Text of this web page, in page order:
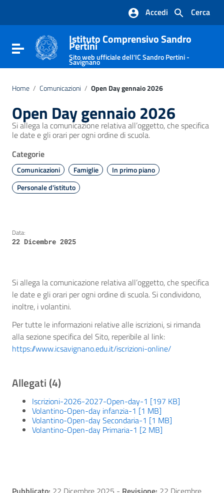
Vai al footer
Cerca
Accedi
Attiva / disattiva la navigazione
Istituto Comprensivo Sandro
Pertini
Sito web ufficiale dell'IC Sandro Pertini -
Savignano
Home / Comunicazioni / Open Day gennaio 2026
Open Day gennaio 2026
Si allega la comunicazione relativa all’oggetto, che specifica
le date e gli orari per ogni ordine di scuola.
Categorie
Comunicazioni Famiglie
In primo piano
Personale d'istituto
Data:
22 Dicembre 2025
Si allega la comunicazione relativa all’oggetto, che specifica
le date e gli orari per ogni ordine di scuola. Si condividono,
inoltre, i volantini.
Per tutte le informazioni relative alle iscrizioni, si rimanda
alla sezione specifica del Sito, reperibile al link:
https://www.icsavignano.edu.it/iscrizioni-online/
Allegati (4)
Iscrizioni-2026-2027-Open-day-1 [197 KB]
Volantino-Open-day infanzia-1 [1 MB]
Volantino-Open-day Secondaria-1 [1 MB]
Volantino-Open-day Primaria-1 [2 MB]